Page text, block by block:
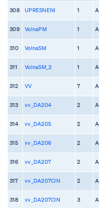
308 UPRESNENI 1 A
309 VolnaPM 1 A
310 VolnaSM 1 A
311 VolnaSM_2 1 A
312 VV 7 A
313 vv_DA204 2 A
314 vv_DA205 2 A
315 vv_DA206 2 A
316 vv_DA207 2 A
317 vv_DA207CIN 2 A
318 vv_DA207CIN 3 A